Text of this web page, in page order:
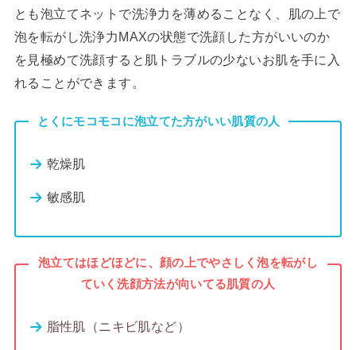
とも泡立てネットで洗浄力を薄めることなく、肌の上で
泡を転がし洗浄力MAXの状態で洗顔した方がいいのか
を見極めて洗顔すると肌トラブルの少ないお肌を手に入
れることができます。
とくにモコモコに泡立てた方がいい肌質の人
乾燥肌
敏感肌
泡立てはほどほどに、顔の上でやさしく泡を転がし
ていく洗顔方法が向いてる肌質の人
脂性肌（ニキビ肌など）